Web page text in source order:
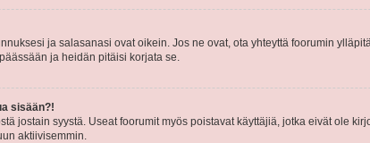
ja salasanasi ovat oikein. Jos ne ovat, ota yhteyttä foorumin
ja heidän pitäisi korjata se.
sisään?!
jostain syystä. Useat foorumit myös poistavat käyttäjiä, jotka eivät ole
aktiivisemmin.